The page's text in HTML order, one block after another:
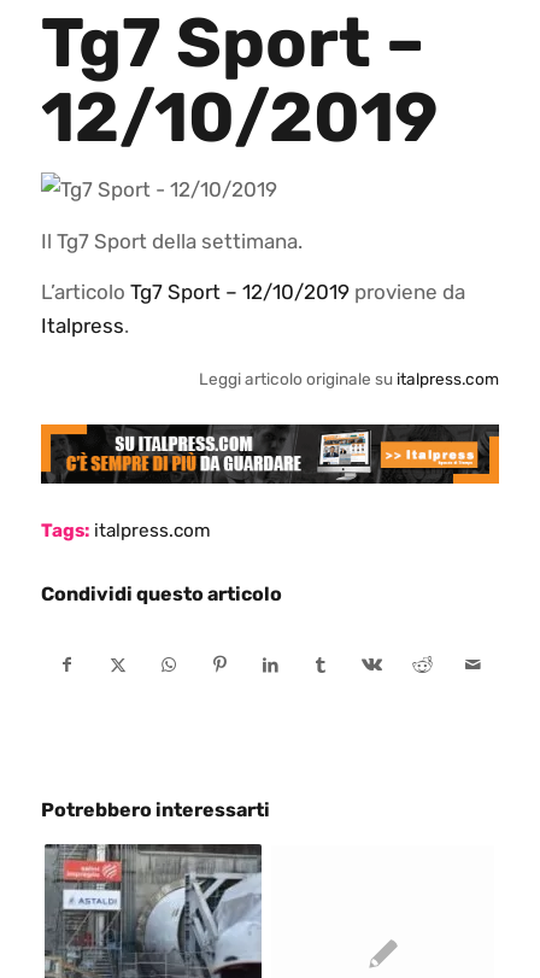
Tg7 Sport –
12/10/2019
Il Tg7 Sport della settimana.
L’articolo Tg7 Sport – 12/10/2019proviene da
Italpress.
Leggi articolo originale su italpress.com
Tags: italpress.com
Condividi questo articolo
Potrebbero interessarti